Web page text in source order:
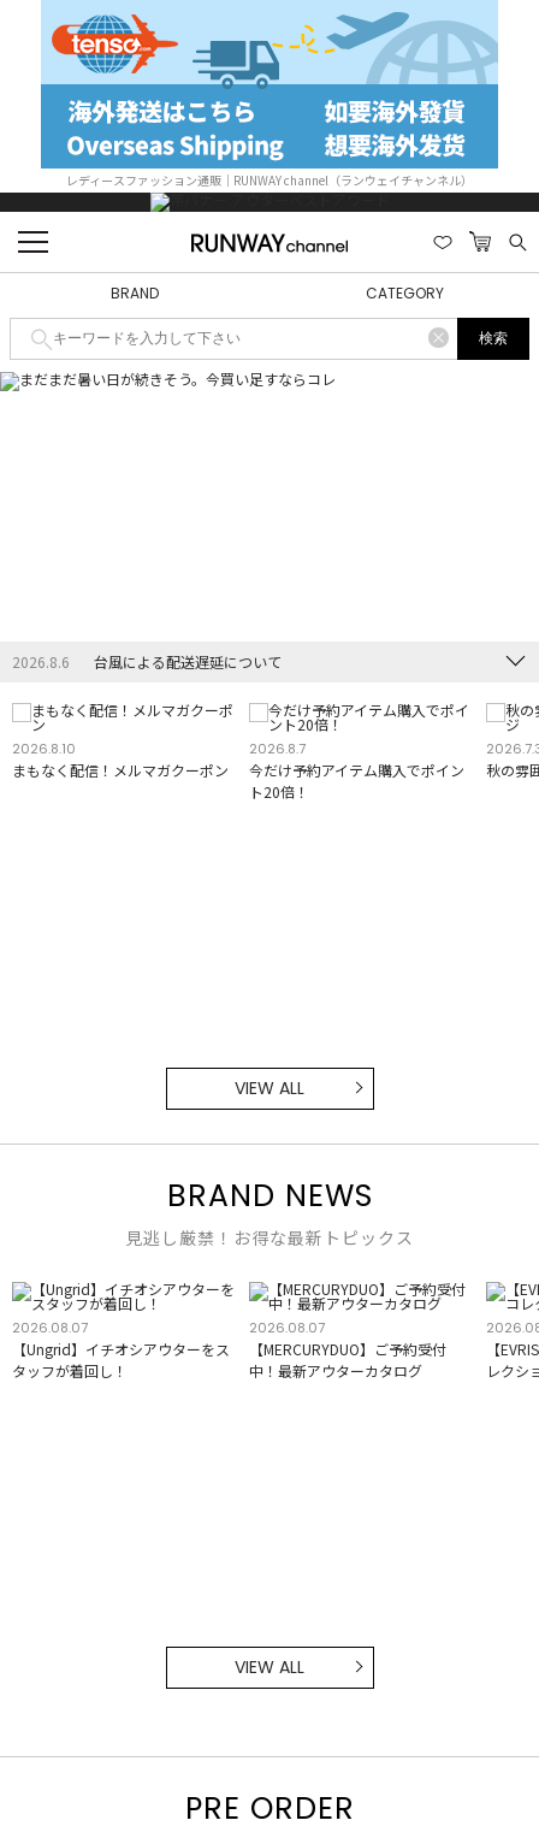
レディースファッション通販｜RUNWAY channel（ランウェイチャンネル）
BRAND CATEGORY
2026.8.6 台風による配送遅延について
2026.8.10
まもなく配信！メルマガクーポン
2026.8.7
今だけ予約アイテム購入でポイン
ト20倍！
秋の雰
VIEW ALL
BRAND NEWS
見逃し厳禁！お得な最新トピックス
2026.08.07
【Ungrid】イチオシアウターをス
タッフが着回し！
2026.08.07
【MERCURYDUO】ご予約受付
中！最新アウターカタログ
【
レクシ
VIEW ALL
PRE ORDER